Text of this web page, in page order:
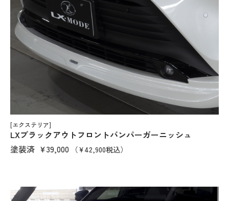
[エクステリア]
LXブラックアウトフロントバンパーガーニッシュ
塗装済 ¥39,000 （¥42,900税込）